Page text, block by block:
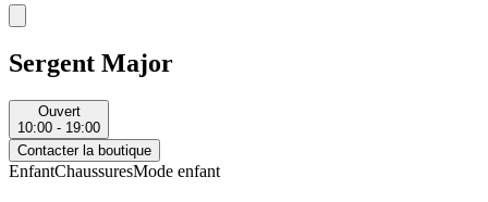
Sergent Major
Ouvert
10:00 - 19:00
Contacter la boutique
EnfantChaussuresMode enfant